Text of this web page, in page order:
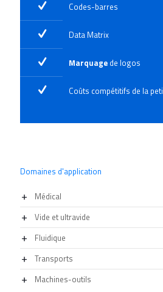
Codes-barres
Data Matrix
Marquage de logos
Coûts compétitifs de la
Domaines d'application
Médical
Vide et ultravide
Fluidique
Transports
Machines-outils